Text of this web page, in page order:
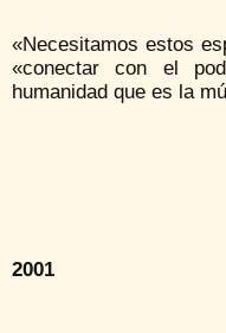
«Necesitamos estos
«conectar con el
humanidad que es la
2001